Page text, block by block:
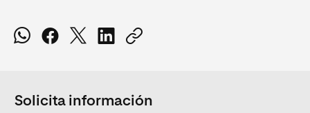
Solicita información